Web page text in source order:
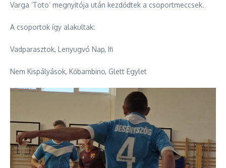
Varga ‘Toto’ megnyitója után kezdődtek a csoportmeccsek.
A csoportok így alakultak:
Vadparasztok, Lenyugvó Nap, Ifi
Nem Kispályások, Kőbambino, Glett Egylet